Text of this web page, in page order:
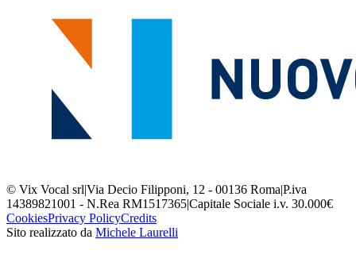
© Vix Vocal srl|Via Decio Filipponi, 12 - 00136 Roma|P.iva
14389821001 - N.Rea RM1517365|Capitale Sociale i.v. 30.000€
CookiesPrivacy PolicyCredits
Sito realizzato da Michele Laurelli